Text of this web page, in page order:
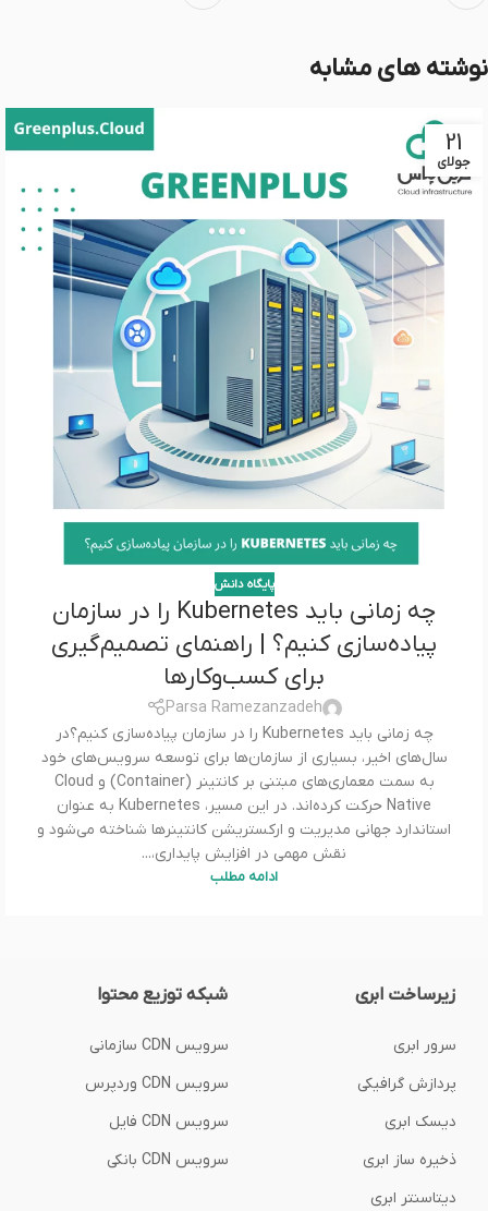
نوشته های مشابه
21
جولای
پایگاه دانش
چه زمانی باید Kubernetes را در سازمان
پیاده‌سازی کنیم؟ | راهنمای تصمیم‌گیری
برای کسب‌وکارها
Parsa Ramezanzadeh
چه زمانی باید Kubernetes را در سازمان پیاده‌سازی کنیم؟در
سال‌های اخیر، بسیاری از سازمان‌ها برای توسعه سرویس‌های خود
به سمت معماری‌های مبتنی بر کانتینر (Container) و Cloud
Native حرکت کرده‌اند. در این مسیر، Kubernetes به عنوان
استاندارد جهانی مدیریت و ارکستریشن کانتینرها شناخته می‌شود و
نقش مهمی در افزایش پایداری،...
ادامه مطلب
زیرساخت ابری
سرور ابری
پردازش گرافیکی
دیسک ابری
ذخیره ساز ابری
دیتاسنتر ابری
شبکه توزیع محتوا
سرویس CDN سازمانی
سرویس CDN وردپرس
سرویس CDN فایل
سرویس CDN بانکی